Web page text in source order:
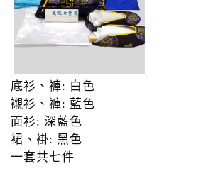
底衫、褲: 白色
襯衫、褲: 藍色
面衫: 深藍色
裙、褂: 黑色
一套共七件